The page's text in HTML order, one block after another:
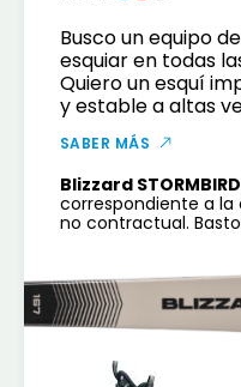
Busco un equipo
esquiar en todas
Quiero un esquí
y estable a altas
SABER MÁS
Blizzard
correspondiente a la
no contractual.